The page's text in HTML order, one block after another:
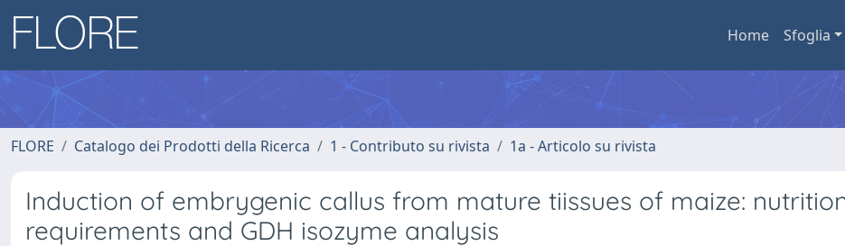
Home Sfoglia
FLORE Catalogo dei Prodotti della Ricerca 1 - Contributo su rivista 1a - Articolo su rivista
Induction of embrygenic callus from mature tiissues of maize:
requirements and GDH isozyme analysis